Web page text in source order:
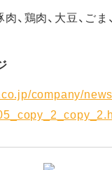
肉、鶏肉、大豆、ご
company/